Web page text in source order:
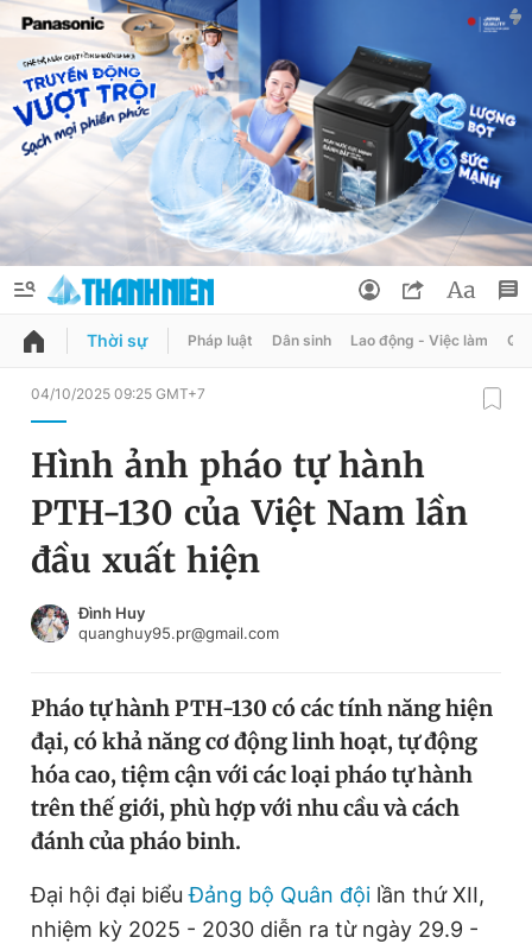
QUẢNG CÁO
Chuyên mục
Chuyên mục khác
Chào ngày mới
Video Magazine
Sản phẩm khác
Tiện ích Bạn cần biết
Đổi mật khẩu
Tin đã lưu
Đăng xuất
Thời sự Pháp luật Dân sinh Lao động - Việc làm
04/10/2025 09:25 GMT+7
Hình ảnh pháo tự hành
PTH-130 của Việt Nam lần
đầu xuất hiện
Đình Huy
quanghuy95.pr@gmail.com
Pháo tự hành PTH-130 có các tính năng hiện
đại, có khả năng cơ động linh hoạt, tự động
hóa cao, tiệm cận với các loại pháo tự hành
trên thế giới, phù hợp với nhu cầu và cách
đánh của pháo binh.
Đại hội đại biểuĐảng bộ Quân đội lần thứ XII,
nhiệm kỳ 2025 - 2030 diễn ra từ ngày 29.9 -